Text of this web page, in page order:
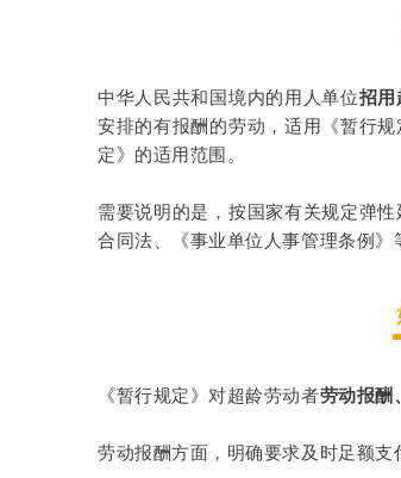
中华人民共和国境内的用人单位招
安排的有报酬的劳动，适用《暂行
定》的适用范围。
需要说明的是，按国家有关规定弹
合同法、《事业单位人事管理条例》
《暂行规定》对超龄劳动者劳动报酬
劳动报酬方面，明确要求及时足额支